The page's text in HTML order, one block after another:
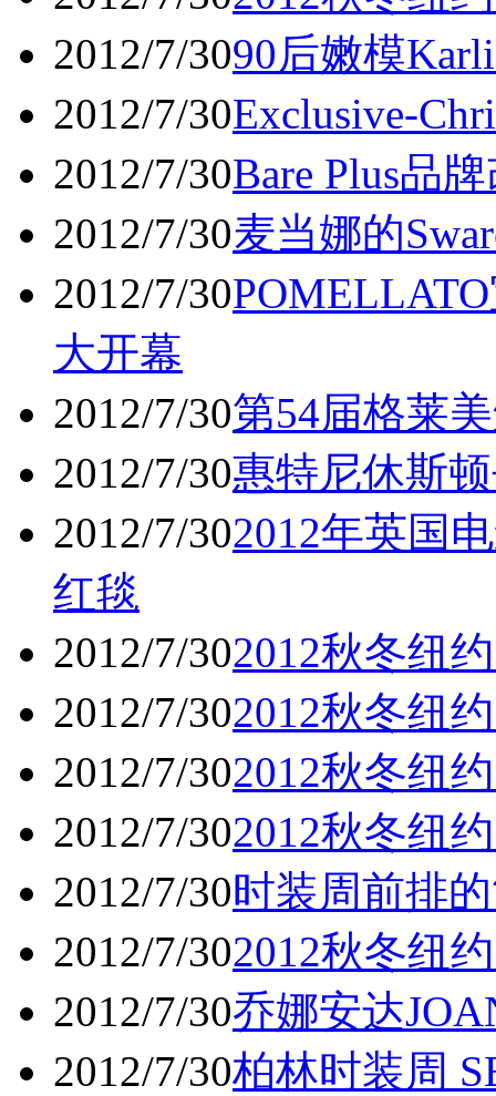
2012/7/3090后嫩模
2012/7/30Exclusive-
2012/7/30Bare Plus品
2012/7/30麦当娜的
2012/7/30
大开幕
2012/7/30第54届格莱
2012/7/30惠特尼休斯
2012/7/302012年英国
红毯
2012/7/302012秋冬纽
2012/7/302012秋冬纽
2012/7/302012秋冬纽
2012/7/302012秋冬纽
2012/7/30时装周前排
2012/7/302012秋冬纽
2012/7/30乔娜安达
2012/7/30柏林时装周